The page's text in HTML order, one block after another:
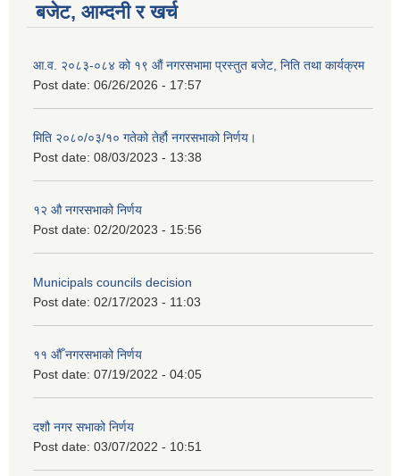
बजेट, आम्दनी र खर्च
आ.व. २०८३-०८४ को १९ औं नगरसभामा प्रस्तुत बजेट, निति तथा कार्यक्रम
Post date: 06/26/2026 - 17:57
मिति २०८०/०३/१० गतेको तेर्हौ नगरसभाको निर्णय।
Post date: 08/03/2023 - 13:38
१२ औ नगरसभाको निर्णय
Post date: 02/20/2023 - 15:56
Municipals councils decision
Post date: 02/17/2023 - 11:03
११ ‌औँ नगरसभाको निर्णय
Post date: 07/19/2022 - 04:05
दशौ नगर सभाको निर्णय
Post date: 03/07/2022 - 10:51